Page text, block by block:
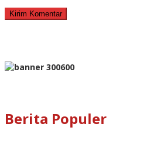
Berita Populer